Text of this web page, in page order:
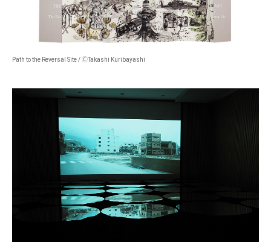
Path to the Reversal Site /ⒸTakashi Kuribayashi